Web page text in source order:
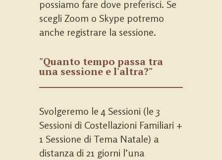
possiamo fare dove preferisci. Se
scegli Zoom o Skype potremo
anche registrare la sessione.
"Quanto tempo passa tra
una sessione e l'altra?"
Svolgeremo le 4 Sessioni (le 3
Sessioni di Costellazioni Familiari +
1 Sessione di Tema Natale) a
distanza di 21 giorni l’una